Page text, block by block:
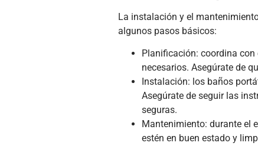
La instalación y el
algunos pasos básicos:
Planificación: coordina
necesarios. Asegúrate de
Instalación: los baños
Asegúrate de seguir las
seguras.
Mantenimiento: durante el
estén en buen estado y